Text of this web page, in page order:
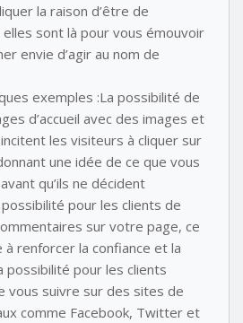
la raison d’être de
elles sont là pour vous émouvoir
envie d’agir au nom de
exemples :La possibilité de
d’accueil avec des images et
les visiteurs à cliquer sur
une idée de ce que vous
qu’ils ne décident
possibilité pour les clients de
sur votre page, ce
à renforcer la confiance et la
possibilité pour les clients
vous suivre sur des sites de
comme Facebook, Twitter et